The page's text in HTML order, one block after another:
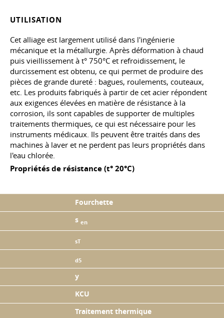
UTILISATION
Cet alliage est largement utilisé dans l'ingénierie
mécanique et la métallurgie. Après déformation à chaud
puis vieillissement à t° 750°C et refroidissement, le
durcissement est obtenu, ce qui permet de produire des
pièces de grande dureté : bagues, roulements, couteaux,
etc. Les produits fabriqués à partir de cet acier répondent
aux exigences élevées en matière de résistance à la
corrosion, ils sont capables de supporter de multiples
traitements thermiques, ce qui est nécessaire pour les
instruments médicaux. Ils peuvent être traités dans des
machines à laver et ne perdent pas leurs propriétés dans
l'eau chlorée.
Propriétés de résistance (t° 20°C)
Fourchette
s en
sT
d5
y
KCU
Traitement thermique